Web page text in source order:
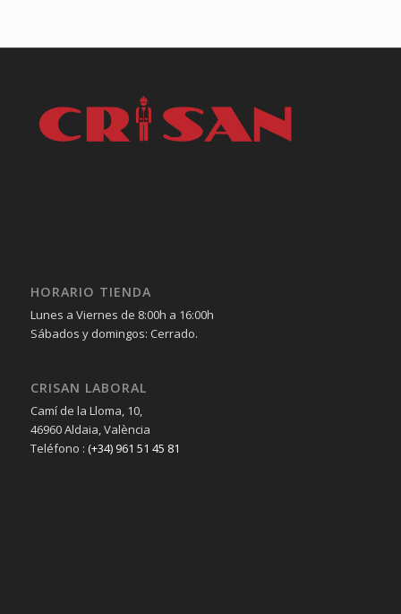
HORARIO TIENDA
Lunes a Viernes de 8:00h a 16:00h
Sábados y domingos: Cerrado.
CRISAN LABORAL
Camí de la Lloma, 10,
46960 Aldaia, València
Teléfono : (+34) 961 51 45 81